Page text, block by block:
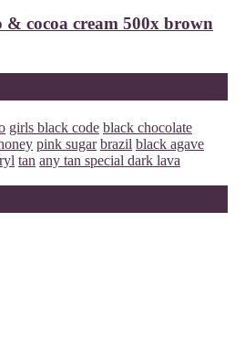
cocoa cream 500x brown
girls black code black chocolate
pink sugar brazil black agave
tan any tan special dark lava